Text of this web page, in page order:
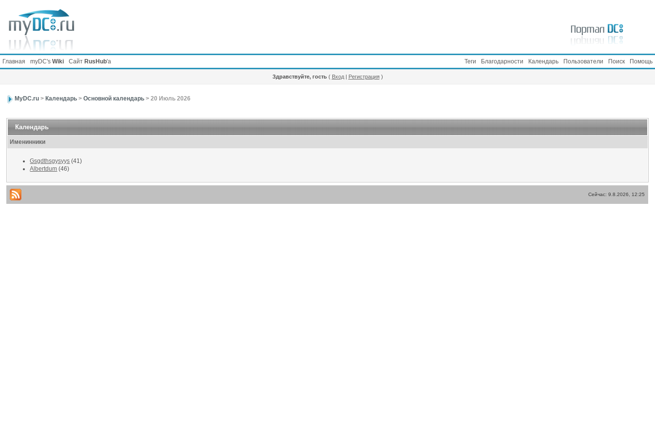
Главная myDC's Wiki Сайт RusHub'а Помощь
Поиск
Пользователи
Календарь
Благодарности
Теги
Здравствуйте, гость( Вход| Регистрация)
MyDC.ru > Календарь >Основной календарь > 20 Июль 2026
Календарь
Именинники
Gsgdthsgysyys (41)
Albertdum (46)
Сейчас: 9.8.2026, 12:25